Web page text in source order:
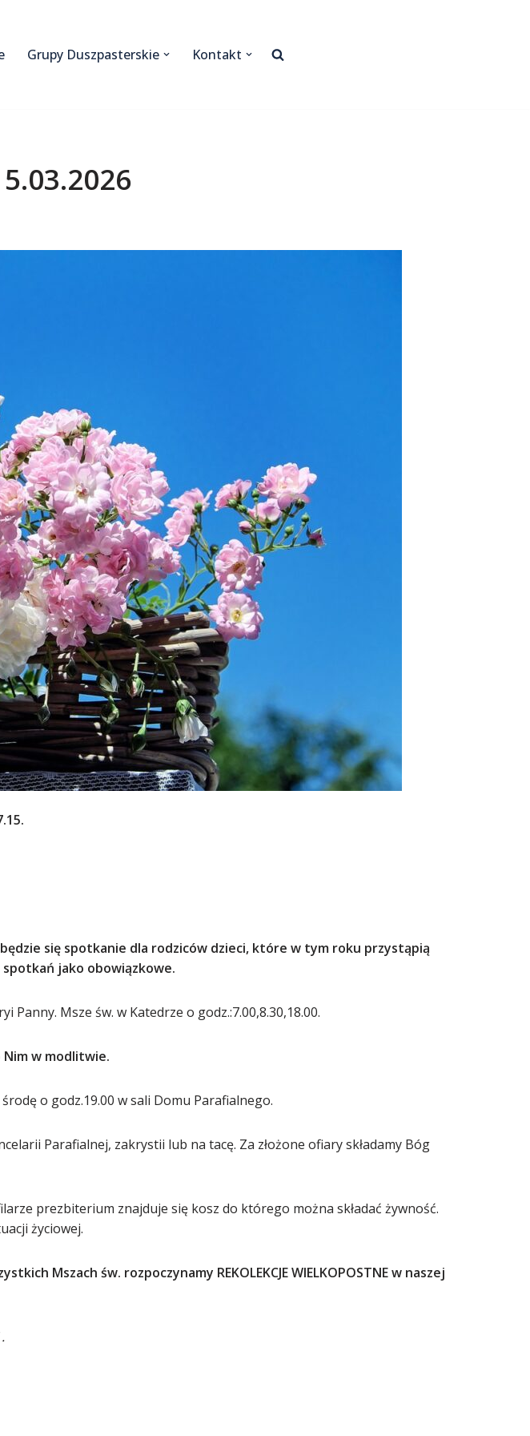
Grupy Duszpasterskie Kontakt
się spotkanie dla rodziców dzieci, które w tym roku przystąpią
jako obowiązkowe.
Panny. Msze św. w Katedrze o godz.:7.00,8.30,18.00.
Nim w modlitwie.
środę o godz.19.00 w sali Domu Parafialnego.
Parafialnej, zakrystii lub na tacę. Za złożone ofiary składamy Bóg
prezbiterium znajduje się kosz do którego można składać żywność.
życiowej.
Mszach św. rozpoczynamy REKOLEKCJE WIELKOPOSTNEw naszej